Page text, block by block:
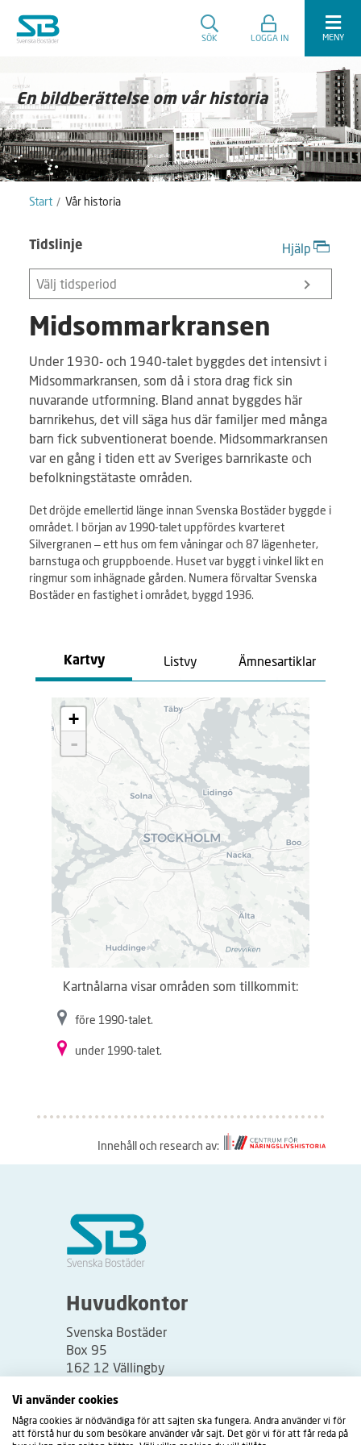
SÖK LOGGA IN MENY
En bildberättelse om vår historia
Start Vår historia
Hjälp
Tidslinje
Välj tidsperiod
Midsommarkransen
Under 1930- och 1940-talet byggdes det intensivt i
Midsommarkransen, som då i stora drag fick sin
nuvarande utformning. Bland annat byggdes här
barnrikehus, det vill säga hus där familjer med många
barn fick subventionerat boende. Midsommarkransen
var en gång i tiden ett av Sveriges barnrikaste och
befolkningstätaste områden.
Det dröjde emellertid länge innan Svenska Bostäder byggde i
området. I början av 1990-talet uppfördes kvarteret
Silvergranen – ett hus om fem våningar och 87 lägenheter,
barnstuga och gruppboende. Huset var byggt i vinkel likt en
ringmur som inhägnade gården. Numera förvaltar Svenska
Bostäder en fastighet i området, byggd 1936.
Kartvy Listvy Ämnesartiklar
a
.
.
+
-
Kartnålarna visar områden som tillkommit:
före 1990-talet.
under 1990-talet.
Innehåll och research av:
a
r
Huvudkontor
Svenska Bostäder
Box 95
162 12 Vällingby
Besöksadress:
Vällingbyplan 2
Vi använder cookies
Några cookies är nödvändiga för att sajten ska fungera. Andra använder vi för
att förstå hur du som besökare använder vår sajt. Det gör vi för att får reda på